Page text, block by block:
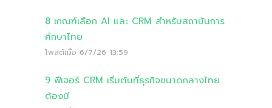
8 เกณฑ์เลือก AI และ CRM สำหรับสถาบันการ
ศึกษาไทย
โพสต์เมื่อ 6/7/26 13:59
9 ฟีเจอร์ CRM เริ่มต้นที่ธุรกิจขนาดกลางไทย
ต้องมี